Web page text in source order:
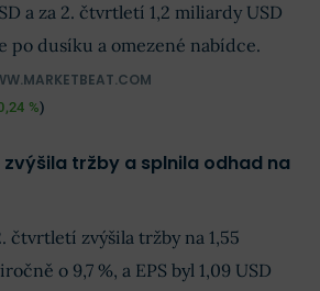
a za 2. čtvrtletí 1,2 miliardy USD
po dusíku a omezené nabídce.
%)
zvýšila tržby a splnila odhad na
čtvrtletí zvýšila tržby na 1,55
o 9,7 %, a EPS byl 1,09 USD